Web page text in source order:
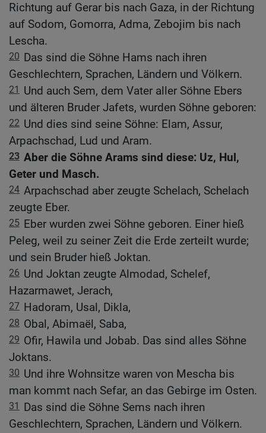
Richtung auf Gerar bis nach Gaza, in der Richtung
auf Sodom, Gomorra, Adma, Zebojim bis nach
Lescha.
20 Das sind die Söhne Hams nach ihren
Geschlechtern, Sprachen, Ländern und Völkern.
21
Und auch Sem, dem Vater aller Söhne Ebers
und älteren Bruder Jafets, wurden Söhne geboren:
22 Und dies sind seine Söhne: Elam, Assur,
Arpachschad, Lud und Aram.
23 Aber die Söhne Arams sind diese: Uz, Hul,
Geter und Masch.
24 Arpachschad aber zeugte Schelach, Schelach
zeugte Eber.
25 Eber wurden zwei Söhne geboren. Einer hieß
Peleg, weil zu seiner Zeit die Erde zerteilt wurde;
und sein Bruder hieß Joktan.
26 Und Joktan zeugte Almodad, Schelef,
Hazarmawet, Jerach,
27 Hadoram, Usal, Dikla,
28 Obal, Abimaël, Saba,
29 Ofir, Hawila und Jobab. Das sind alles Söhne
Joktans.
30 Und ihre Wohnsitze waren von Mescha bis
man kommt nach Sefar, an das Gebirge im Osten.
31
Das sind die Söhne Sems nach ihren
Geschlechtern, Sprachen, Ländern und Völkern.